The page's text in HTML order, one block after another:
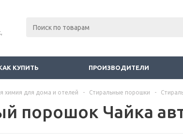
КУПИТЬ ПРОИЗВОДИТЕЛИ
химия для дома и отелей - Стиральные порошки -
порошок Чайка